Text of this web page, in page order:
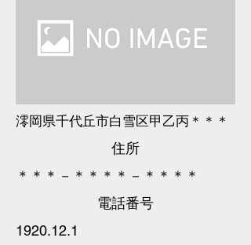
澪岡県千代丘市白雪区甲乙丙＊＊＊
​住所
＊＊＊－＊＊＊＊－＊＊＊＊
​電話番号
1920.12.1